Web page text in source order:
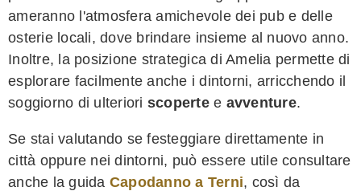
ameranno l'atmosfera amichevole dei pub e delle
osterie locali, dove brindare insieme al nuovo anno.
Inoltre, la posizione strategica di Amelia permette di
esplorare facilmente anche i dintorni, arricchendo il
soggiorno di ulteriori scopertee avventure.
Se stai valutando se festeggiare direttamente in
città oppure nei dintorni, può essere utile consultare
anche la guida Capodanno a Terni, così da